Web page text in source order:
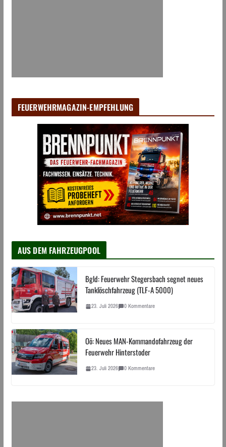
FEUERWEHRMAGAZIN-EMPFEHLUNG
AUS DEM FAHRZEUGPOOL
Bgld: Feuerwehr Stegersbach segnet neues
Tanklöschfahrzeug (TLF-A 5000)
23. Juli 2026 0 Kommentare
Oö: Neues MAN-Kommandofahrzeug der
Feuerwehr Hinterstoder
23. Juli 2026 0 Kommentare